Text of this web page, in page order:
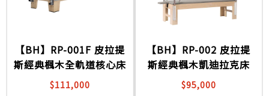
【BH】RP-001F 皮拉提
斯經典楓木全軌道核心床
$111,000
【BH】RP-002 皮拉提
斯經典楓木凱迪拉克床
$95,000